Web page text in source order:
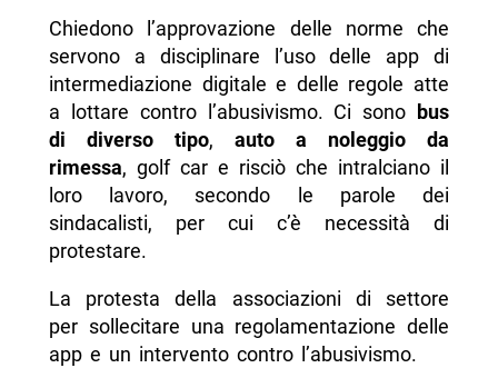
Chiedono l’approvazione delle norme che
servono a disciplinare l’uso delle app di
intermediazione digitale e delle regole atte
a lottare contro l’abusivismo. Ci sono
bus
di diverso tipo,auto a noleggio da
rimessa, golf car e risciò che intralciano il
loro lavoro, secondo le parole dei
sindacalisti, per cui c’è necessità di
protestare.
La protesta della associazioni di settore
per sollecitare una regolamentazione delle
app e un intervento contro l’abusivismo.